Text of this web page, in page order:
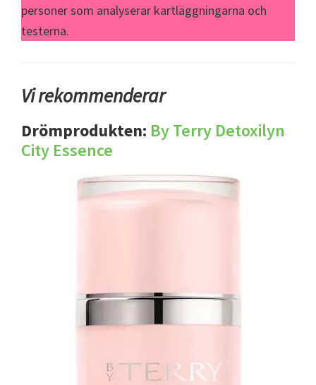
personer som analyserar kartläggningarna och
testerna.
Vi rekommenderar
Drömprodukten: By Terry Detoxilyn
City Essence